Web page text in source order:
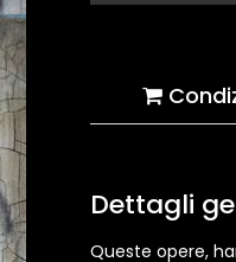
Dettagli
Queste opere,